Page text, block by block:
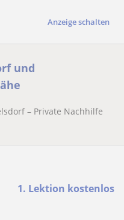
Anzeige schalten
und
– Private Nachhilfe
1. Lektion kostenlos